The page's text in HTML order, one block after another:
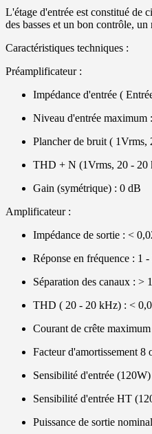
L'étage d'entrée est constitué de
des basses et un bon contrôle,
Caractéristiques techniques :
Préamplificateur :
Impédance d'entrée (
Niveau d'entrée
Plancher de bruit (
THD + N (1Vrms, 20 -
Gain (symétrique) : 0 dB
Amplificateur :
Impédance de sortie : <
Réponse en fréquence :
Séparation des canaux : >
THD ( 20 - 20 kHz) : <
Courant de crête
Facteur d'amortissement 8
Sensibilité d'entrée
Sensibilité d'entrée HT
Puissance de sortie